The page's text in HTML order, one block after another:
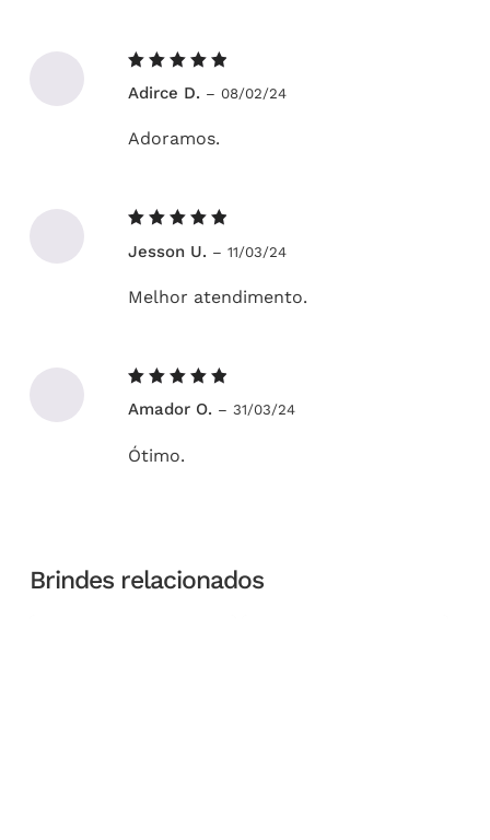
5de 5
Adirce D. – 08/02/24
Adoramos.
5de 5
Jesson U. – 11/03/24
Melhor atendimento.
5de 5
Amador O. – 31/03/24
Ótimo.
Brindes relacionados